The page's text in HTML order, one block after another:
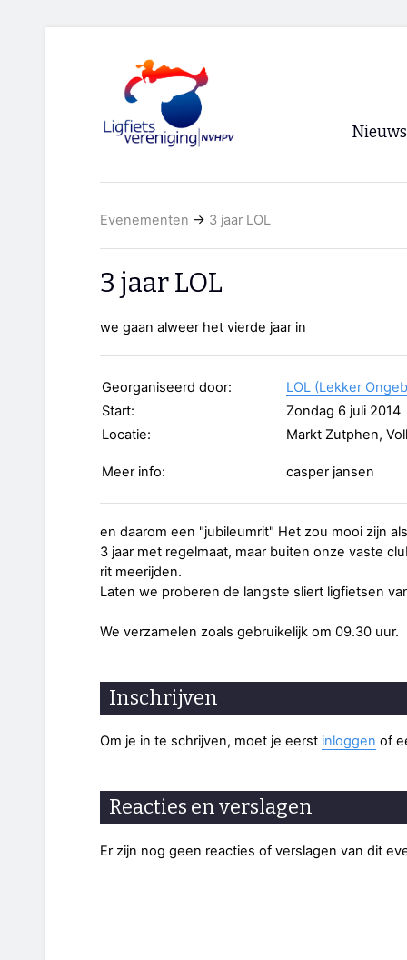
Nieuws
Evenementen → 3 jaar LOL
3 jaar LOL
we gaan alweer het vierde jaar in
Georganiseerd door:
LOL (Lekker
Start:
Zondag 6 juli 2014
Locatie:
Markt Zutphen,
Meer info: casper jansen
en daarom een "jubileumrit" Het zou mooi zijn
3 jaar met regelmaat, maar buiten onze vaste
rit meerijden.
Laten we proberen de langste sliert ligfietsen
We verzamelen zoals gebruikelijk om 09.30 uur.
Inschrijven
Om je in te schrijven, moet je eerst inloggen of
Reacties en verslagen
Er zijn nog geen reacties of verslagen van dit